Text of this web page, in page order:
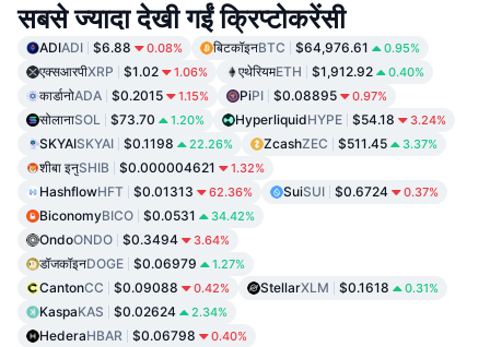
सबसे ज्यादा देखी गईं क्रिप्टोकरेंसी
ADIADI $6.88 0.08% बिटकॉइनBTC $64,976.61 0.95%
एक्सआरपीXRP $1.02 1.06% एथेरियमETH $1,912.92 0.40%
कार्डानोADA $0.2015 1.15% PiPI $0.08895 0.97%
सोलानाSOL $73.70 1.20% HyperliquidHYPE $54.18 3.24%
SKYAISKYAI $0.1198 22.26% ZcashZEC $511.45 3.37%
शीबा इनुSHIB $0.000004621 1.32%
HashflowHFT $0.01313 62.36% SuiSUI $0.6724 0.37%
BiconomyBICO $0.0531 34.42%
OndoONDO $0.3494 3.64%
डॉजकॉइनDOGE $0.06979 1.27%
CantonCC $0.09088 0.42% StellarXLM $0.1618 0.31%
KaspaKAS $0.02624 2.34%
HederaHBAR $0.06798 0.40%